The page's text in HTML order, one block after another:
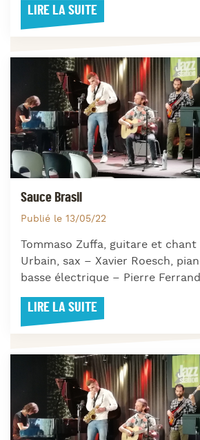
LIRE LA SUITE
Sauce Brasil
Publié le 13/05/22
Tommaso Zuffa, guitare et chant
Urbain, sax – Xavier Roesch,
basse électrique – Pierre
LIRE LA SUITE